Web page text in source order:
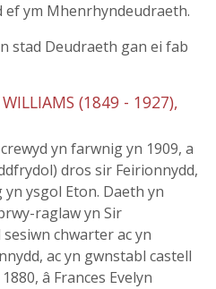
ef ym Mhenrhyndeudraeth.
stad Deudraeth gan ei fab
(1849 - 1927),
yn farwnig yn 1909, a
dros sir Feirionnydd,
yn ysgol Eton. Daeth yn
raglaw yn Sir
chwarter ac yn
ac yn gwnstabl castell
â Frances Evelyn